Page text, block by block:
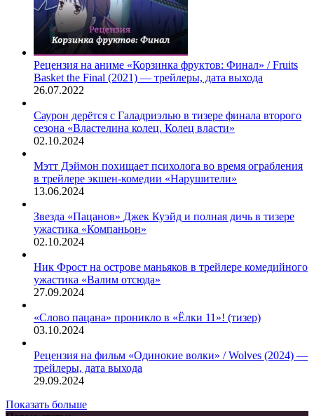
Рецензия на аниме «Корзинка фруктов: Финал» / Fruits
Basket the Final (2021) — трейлеры, дата выхода
26.07.2022
Саурон дерётся с Галадриэлью в тизере финала второго
сезона «Властелина колец. Колец власти»
02.10.2024
Мэтт Дэймон похищает психолога во время ограбления
в трейлере экшен-комедии «Нарушители»
13.06.2024
Звезда «Пацанов» Джек Куэйд и полная дичь в тизере
ужастика «Компаньон»
02.10.2024
Ник Фрост на острове маньяков в трейлере комедийного
ужастика «Валим отсюда»
27.09.2024
«Слово пацана» проникло в «Ёлки 11»! (тизер)
03.10.2024
Рецензия на фильм «Одинокие волки» / Wolves (2024) —
трейлеры, дата выхода
29.09.2024
Показать больше